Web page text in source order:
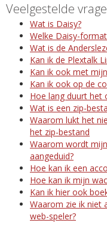
Veelgestelde
Wat is Daisy?
Welke Daisy-
Wat is de
Kan ik de Plextalk
Kan ik ook met
Kan ik ook op de
Hoe lang duurt het
Wat is een zip-
Waarom lukt het
het zip-bestand
Waarom wordt
aangeduid?
Hoe kan ik een
Hoe kan ik mijn
Kan ik hier ook
Waarom zie ik niet
web-speler?